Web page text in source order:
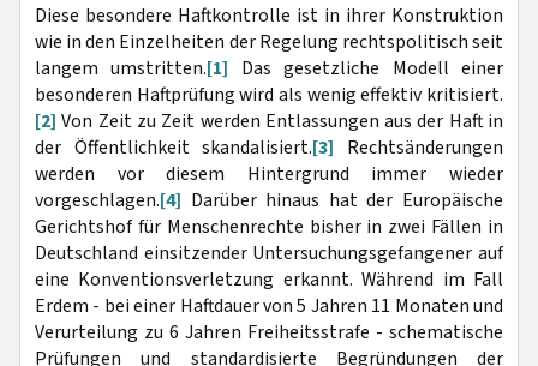
Diese besondere Haftkontrolle ist in ihrer Konstruktion
wie in den Einzelheiten der Regelung rechtspolitisch seit
langem umstritten.[1] Das gesetzliche Modell einer
besonderen Haftprüfung wird als wenig effektiv kritisiert.
[2] Von Zeit zu Zeit werden Entlassungen aus der Haft in
der Öffentlichkeit skandalisiert.[3] Rechtsänderungen
werden vor diesem Hintergrund immer wieder
vorgeschlagen.[4] Darüber hinaus hat der Europäische
Gerichtshof für Menschenrechte bisher in zwei Fällen in
Deutschland einsitzender Untersuchungsgefangener auf
eine Konventionsverletzung erkannt. Während im Fall
Erdem - bei einer Haftdauer von 5 Jahren 11 Monaten und
Verurteilung zu 6 Jahren Freiheitsstrafe - schematische
Prüfungen und standardisierte Begründungen der